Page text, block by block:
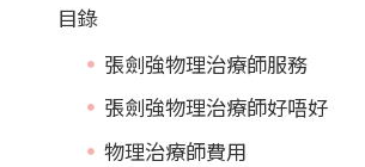
目錄
張劍強物理治療師服務
張劍強物理治療師好唔好
物理治療師費用